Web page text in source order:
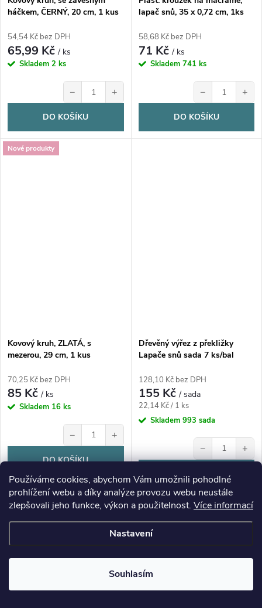
Používáme cookies, abychom Vám umožnili pohodlné
prohlížení webu a díky analýze provozu webu neustále
zlepšovali jeho funkce, výkon a použitelnost. Více informací
Nastavení
Souhlasím
háčkem, ČERNÝ, 20 cm, 1 kus
54,54 Kč bez DPH
65,99 Kč/ ks
Skladem 2 ks
− +
DO KOŠÍKU
lapač snů, 35 x 0,72 cm, 1ks
58,68 Kč bez DPH
71 Kč/ ks
Skladem 741 ks
− +
DO KOŠÍKU
Nové produkty
Kovový kruh, ZLATÁ, s
mezerou, 29 cm, 1 kus
70,25 Kč bez DPH
85 Kč/ ks
Skladem 16 ks
− +
DO KOŠÍKU
Dřevěný výřez z překližky
Lapače snů sada 7 ks/bal
128,10 Kč bez DPH
155 Kč/ sada
Měrná
cena:
22,14 Kč / 1 ks
Skladem 993 sada
− +
DO KOŠÍKU
Sada dřevěných lapačů snů pro
tvoření, dekorování a kreativní
projekty.
Rodinný přístup od roku 2008